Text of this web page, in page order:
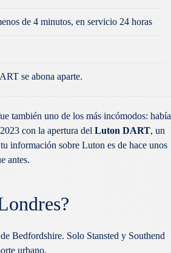
de 4 minutos, en servicio 24 horas
se abona aparte.
también uno de los más incómodos: había
con la apertura del Luton DART, un
información sobre Luton es de hace unos
antes.
Bedfordshire. Solo Stansted y Southend
urbano.